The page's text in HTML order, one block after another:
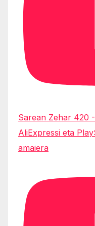
Sarean Zehar 420
AliExpressi eta
amaiera